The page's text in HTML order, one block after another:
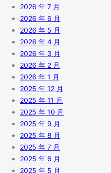
2026 年 7 月
2026 年 6 月
2026 年 5 月
2026 年 4 月
2026 年 3 月
2026 年 2 月
2026 年 1 月
2025 年 12 月
2025 年 11 月
2025 年 10 月
2025 年 9 月
2025 年 8 月
2025 年 7 月
2025 年 6 月
2025 年 5 月